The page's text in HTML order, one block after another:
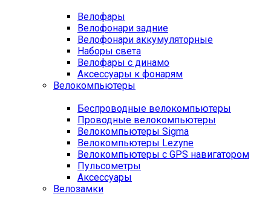
Велофары
Велофонари задние
Велофонари аккумуляторные
Наборы света
Велофары с динамо
Аксессуары к фонарям
Велокомпьютеры
Беспроводные велокомпьютеры
Проводные велокомпьютеры
Велокомпьютеры Sigma
Велокомпьютеры Lezyne
Велокомпьютеры с GPS навигатором
Пульсометры
Аксессуары
Велозамки